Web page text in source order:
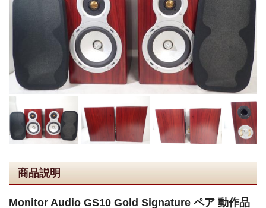
商品説明
Monitor Audio GS10 Gold Signature ペア 動作品